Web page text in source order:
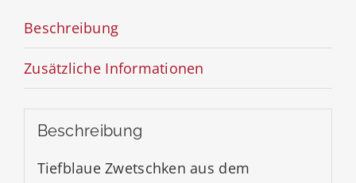
Beschreibung
Zusätzliche Informationen
Beschreibung
Tiefblaue Zwetschken aus dem